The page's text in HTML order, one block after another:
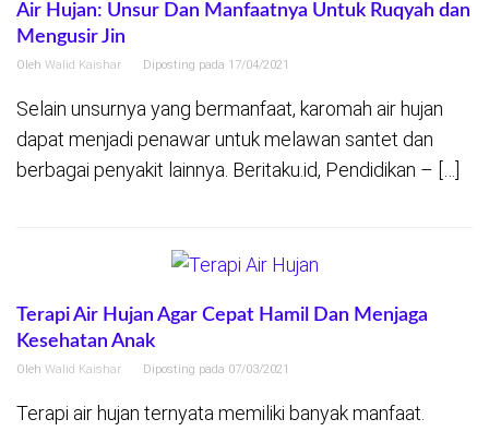
Air Hujan: Unsur Dan Manfaatnya Untuk Ruqyah dan
Mengusir Jin
Oleh Walid Kaishar Diposting pada 17/04/2021
Selain unsurnya yang bermanfaat, karomah air hujan
dapat menjadi penawar untuk melawan santet dan
berbagai penyakit lainnya. Beritaku.id, Pendidikan – […]
Terapi Air Hujan Agar Cepat Hamil Dan Menjaga
Kesehatan Anak
Oleh Walid Kaishar Diposting pada 07/03/2021
Terapi air hujan ternyata memiliki banyak manfaat.